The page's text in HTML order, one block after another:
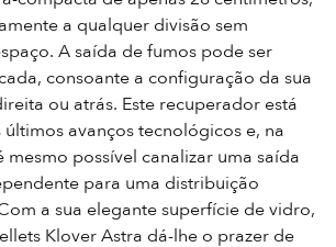
a qualquer divisão sem
A saída de fumos pode ser
consoante a configuração da sua
ou atrás. Este recuperador está
avanços tecnológicos e, na
mesmo possível canalizar uma saída
para uma distribuição
a sua elegante superfície de vidro,
Klover Astra dá-lhe o prazer de